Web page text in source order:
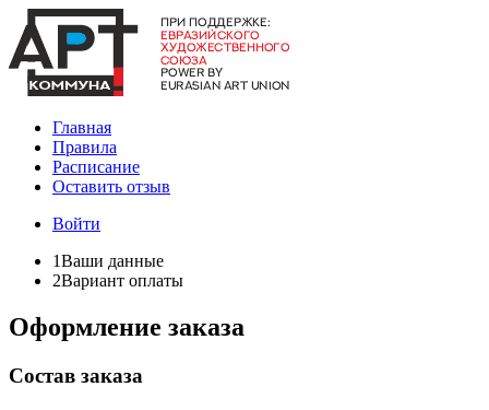
Главная
Правила
Расписание
Оставить отзыв
Войти
1Ваши данные
2Вариант оплаты
Оформление заказа
Состав заказа